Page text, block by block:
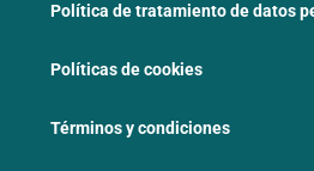
Política de tratamiento de datos
Políticas de cookies
Términos y condiciones